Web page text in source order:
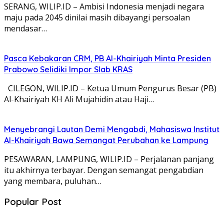
SERANG, WILIP.ID – Ambisi Indonesia menjadi negara
maju pada 2045 dinilai masih dibayangi persoalan
mendasar…
Pasca Kebakaran CRM, PB Al-Khairiyah Minta Presiden
Prabowo Selidiki Impor Slab KRAS
CILEGON, WILIP.ID – Ketua Umum Pengurus Besar (PB)
Al-Khairiyah KH Ali Mujahidin atau Haji…
Menyebrangi Lautan Demi Mengabdi, Mahasiswa Institut
Al-Khairiyah Bawa Semangat Perubahan ke Lampung
PESAWARAN, LAMPUNG, WILIP.ID – Perjalanan panjang
itu akhirnya terbayar. Dengan semangat pengabdian
yang membara, puluhan…
Popular Post